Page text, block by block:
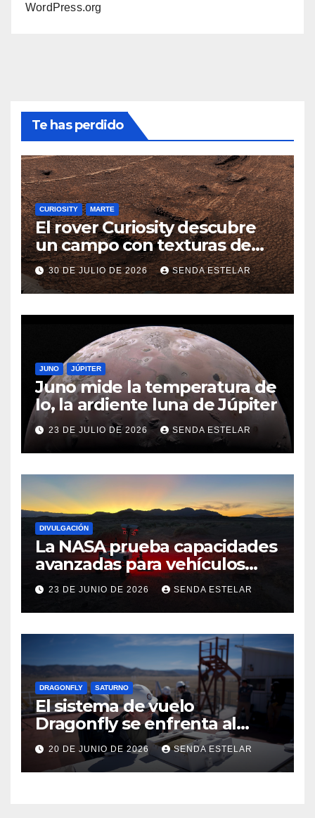
WordPress.org
Te has perdido
CURIOSITY MARTE
El rover Curiosity descubre
un campo con texturas de
panal
30 DE JULIO DE 2026 SENDA ESTELAR
JUNO JÚPITER
Juno mide la temperatura de
Io, la ardiente luna de Júpiter
23 DE JULIO DE 2026 SENDA ESTELAR
DIVULGACIÓN
La NASA prueba capacidades
avanzadas para vehículos
exploradores lunares y
marcianos.
23 DE JUNIO DE 2026 SENDA ESTELAR
DRAGONFLY SATURNO
El sistema de vuelo
Dragonfly se enfrenta al
calor
20 DE JUNIO DE 2026 SENDA ESTELAR